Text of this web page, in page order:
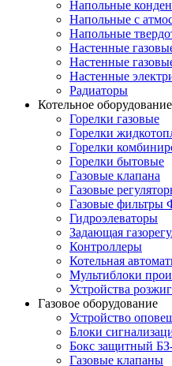
Напольные
Напольные с
Напольные
Настенные
Настенные
Настенные
Радиаторы
Котельное оборудование
Горелки газовые
Горелки
Горелки
Горелки бытовые
Газовые клапана
Газовые
Газовые фильтры
Гидроэлеваторы
Задающая
Контроллеры
Котельная
Мультиблоки
Устройства
Газовое оборудование
Устройство
Блоки
Бокс защитный
Газовые клапаны